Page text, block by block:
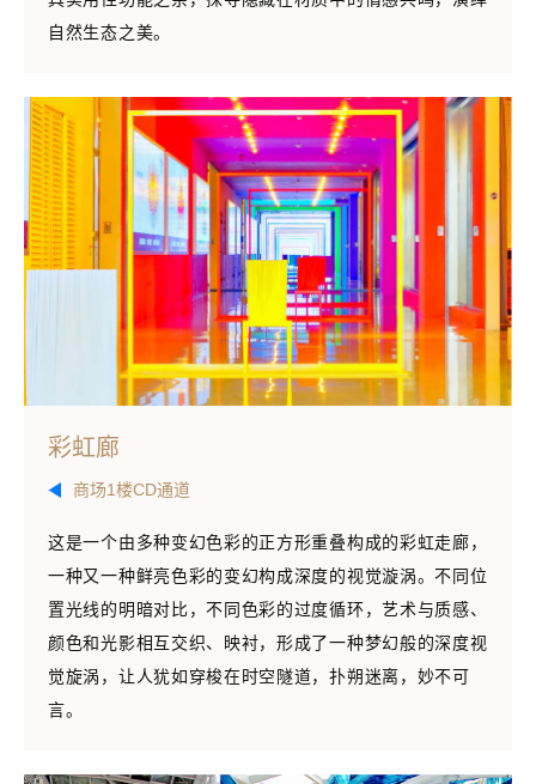
自然生态之美。
彩虹廊
商场1楼CD通道
这是一个由多种变幻色彩的正方形重叠构成的彩虹走廊，
一种又一种鲜亮色彩的变幻构成深度的视觉漩涡。不同位
置光线的明暗对比，不同色彩的过度循环，艺术与质感、
颜色和光影相互交织、映衬，形成了一种梦幻般的深度视
觉旋涡，让人犹如穿梭在时空隧道，扑朔迷离，妙不可
言。